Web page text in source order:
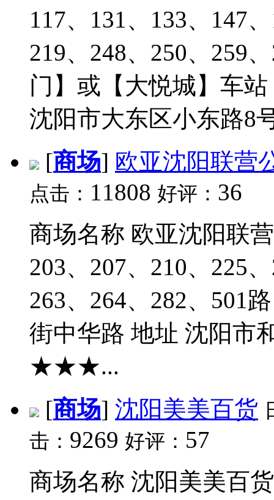
117、131、133、147
219、248、250、259
门】或【大悦城】车
沈阳市大东区小东路
[商场] 欧亚沈阳联营
点击： 11808 好评： 36
商场名称 欧亚沈阳联
203、207、210、225
263、264、282、501
街中华路 地址 沈阳市
★★★...
[商场] 沈阳美美百货
击： 9269 好评： 57
商场名称 沈阳美美百